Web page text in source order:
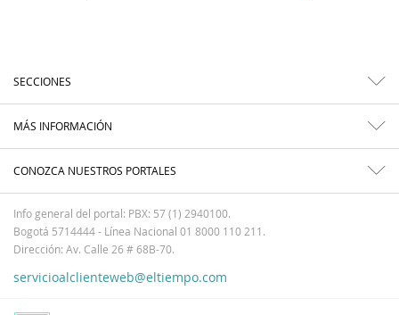
SECCIONES
MÁS INFORMACIÓN
CONOZCA NUESTROS PORTALES
Info general del portal: PBX: 57 (1) 2940100.
Bogotá 5714444 - Línea Nacional 01 8000 110 211.
Dirección: Av. Calle 26 # 68B-70.
servicioalclienteweb@eltiempo.com